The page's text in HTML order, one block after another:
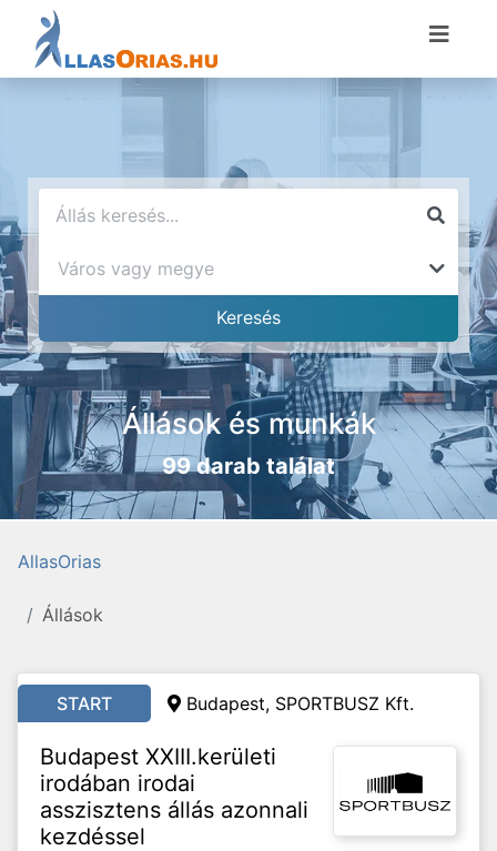
Állások és munkák
99 darab találat
AllasOrias
Állások
START Budapest, SPORTBUSZ Kft.
Budapest XXIII.kerületi
irodában irodai
asszisztens állás azonnali
kezdéssel